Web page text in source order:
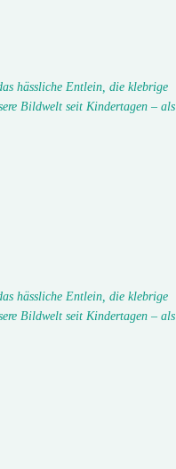
hässliche Entlein, die klebrige
Bildwelt seit Kindertagen – als
hässliche Entlein, die klebrige
Bildwelt seit Kindertagen – als